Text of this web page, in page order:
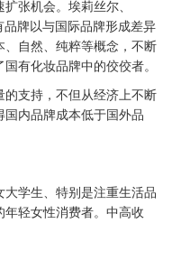
张机会。埃莉丝尔、
品牌以与国际品牌形成差异
自然、纯粹等概念，不断
有化妆品牌中的佼佼者。
支持，不但从经济上不断
内品牌成本低于国外品
学生、特别是注重生活品
轻女性消费者。中高收